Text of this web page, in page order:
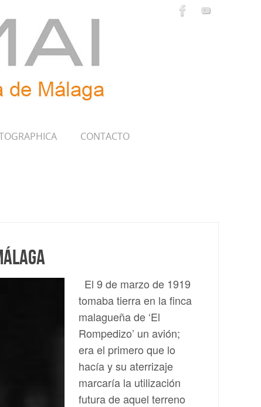
CONTACTO
El 9 de marzo de 1919
tomaba tierra en la finca
malagueña de ‘El
Rompedizo’ un avión;
era el primero que lo
hacía y su aterrizaje
marcaría la utilización
futura de aquel terreno